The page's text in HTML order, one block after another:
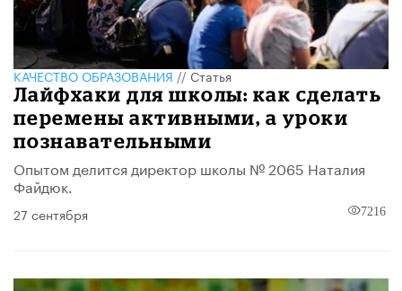
КАЧЕСТВО ОБРАЗОВАНИЯ//Статья
Лайфхаки для школы: как сделать
перемены активными, а уроки
познавательными
Опытом делится директор школы № 2065 Наталия
Файдюк.
27 сентября 7216